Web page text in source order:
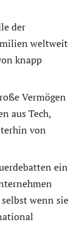
der
weltweit
knapp
Vermögen
aus Tech,
von
ein
wenn sie